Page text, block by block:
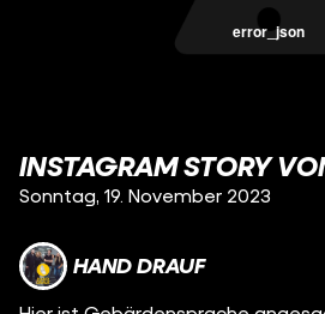
error_json
INSTAGRAM STORY
Sonntag, 19. November 2023
HAND DRAUF